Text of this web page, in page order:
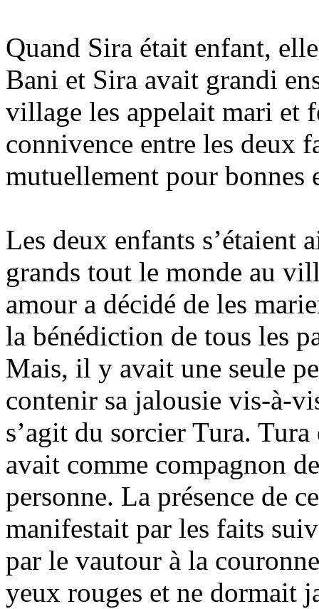
Quand Sira était enfant,
Bani et Sira avait grandi
village les appelait mari et
connivence entre les deux
mutuellement pour bonnes
Les deux enfants s’étaient
grands tout le monde au
amour a décidé de les
la bénédiction de tous les
Mais, il y avait une seule
contenir sa jalousie vis-à-
s’agit du sorcier Tura.
avait comme compagnon
personne. La présence de
manifestait par les faits
par le vautour à la
yeux rouges et ne dormait